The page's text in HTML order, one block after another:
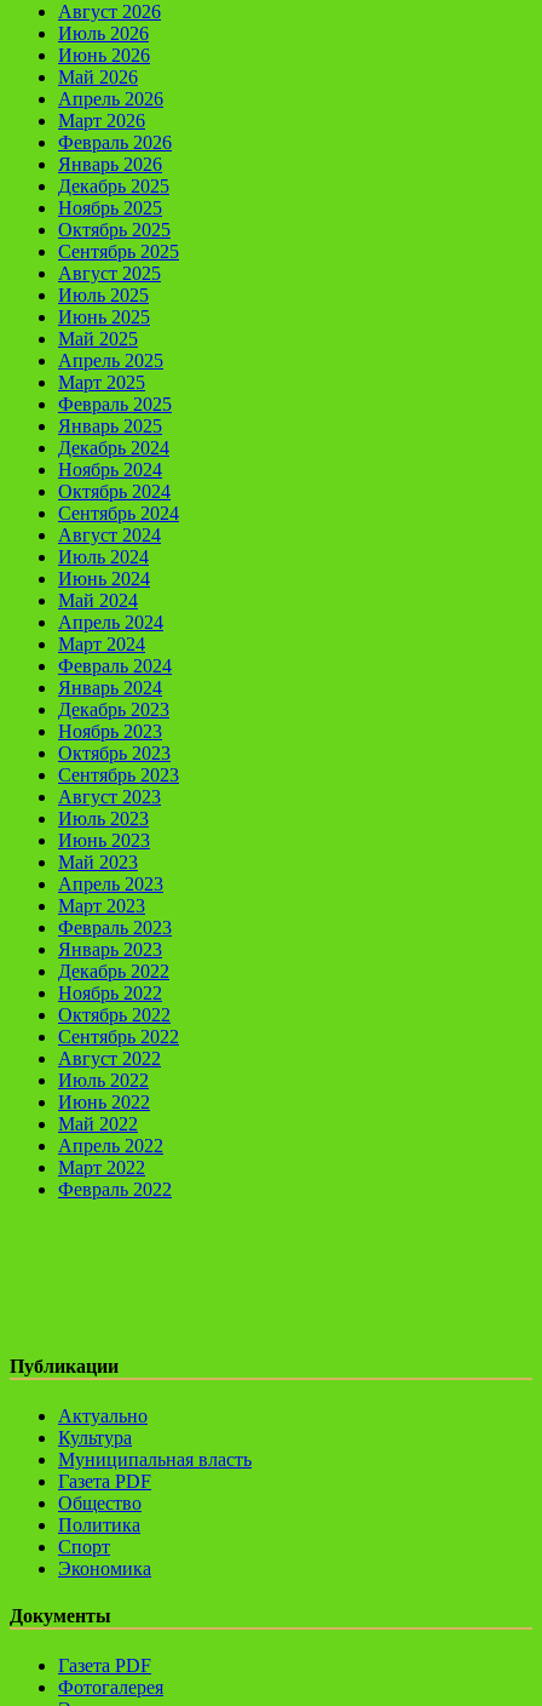
Август 2026
Июль 2026
Июнь 2026
Май 2026
Апрель 2026
Март 2026
Февраль 2026
Январь 2026
Декабрь 2025
Ноябрь 2025
Октябрь 2025
Сентябрь 2025
Август 2025
Июль 2025
Июнь 2025
Май 2025
Апрель 2025
Март 2025
Февраль 2025
Январь 2025
Декабрь 2024
Ноябрь 2024
Октябрь 2024
Сентябрь 2024
Август 2024
Июль 2024
Июнь 2024
Май 2024
Апрель 2024
Март 2024
Февраль 2024
Январь 2024
Декабрь 2023
Ноябрь 2023
Октябрь 2023
Сентябрь 2023
Август 2023
Июль 2023
Июнь 2023
Май 2023
Апрель 2023
Март 2023
Февраль 2023
Январь 2023
Декабрь 2022
Ноябрь 2022
Октябрь 2022
Сентябрь 2022
Август 2022
Июль 2022
Июнь 2022
Май 2022
Апрель 2022
Март 2022
Февраль 2022
Публикации
Актуально
Культура
Муниципальная власть
Газета PDF
Общество
Политика
Спорт
Экономика
Документы
Газета PDF
Фотогалерея